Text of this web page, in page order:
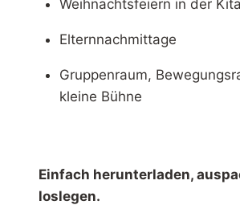
Weihnachtsfeiern in der Kita
Elternnachmittage
Gruppenraum,
kleine Bühne
Einfach herunterladen,
loslegen.